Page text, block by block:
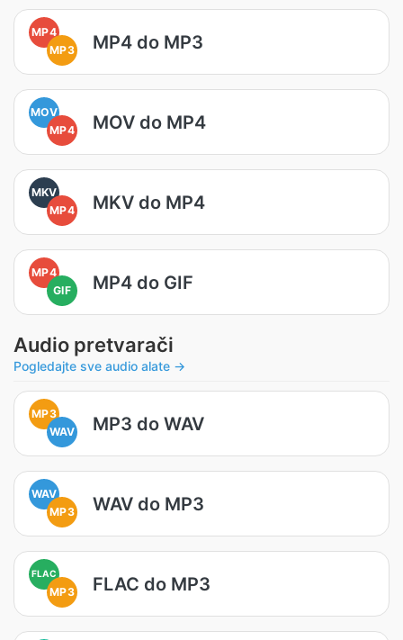
MP4
MP3
MP4 do MP3
MOV
MP4
MOV do MP4
MKV
MP4
MKV do MP4
MP4
GIF
MP4 do GIF
Audio pretvarači
Pogledajte sve audio alate →
MP3
WAV
MP3 do WAV
WAV
MP3
WAV do MP3
FLAC
MP3 FLAC do MP3